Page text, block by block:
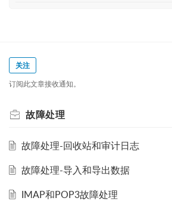
关注
订阅此文章接收通知。
故障处理
故障处理-回收站和审计日志
故障处理-导入和导出数据
IMAP和POP3故障处理